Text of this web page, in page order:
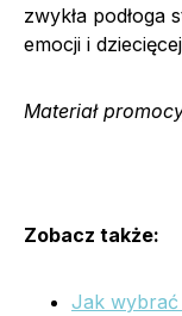
zwykła podłoga
emocji i
Materiał
Zobacz także:
Jak wybrać